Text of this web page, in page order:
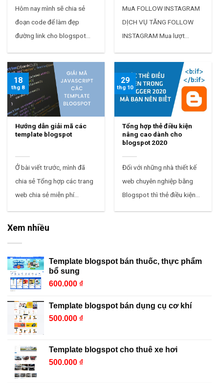
Hôm nay mình sẽ chia sẻ
đoạn code để làm đẹp
đường link cho blogspot
không thích dạng link
domain.com/2021/03/link-
tuy-...
MuA FOLLOW INSTAGRAM
DỊCH VỤ TĂNG FOLLOW
INSTAGRAM Mua lượt
Hướng dẫn giải mã các
template blogspot
Ở bài viết trước, mình đã
chia sẻ Tổng hợp các trang
web chia sẻ miễn phí
nhiên các template
18
thg 8
Tổng hợp thẻ điều kiện
nâng cao dành cho
blogspot 2020
Đối với những nhà thiết kế
web chuyên nghiệp bằng
Blogspot thì thẻ điều kiện
29
thg 10
Xem nhiều
Template blogspot bán thuốc, thực phẩm
bổ sung
600.000 ₫
Template blogspot bán dụng cụ cơ khí
500.000 ₫
Template blogspot cho thuê xe hơi
500.000 ₫